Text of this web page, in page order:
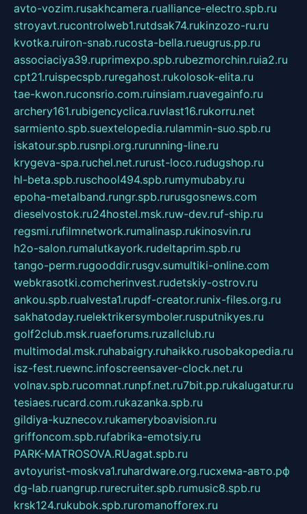
avto-vozim.rusakhcamera.rualliance-electro.spb.ru
stroyavt.rucontrolweb1.rutdsak74.rukinzozo-ru.ru
kvotka.ruiron-snab.rucosta-bella.rueugrus.pp.ru
associaciya39.ruprimexpo.spb.rubezmorchin.ruia2.ru
cpt21.ruispecspb.ruregahost.rukolosok-elita.ru
tae-kwon.ruconsrio.com.ruinsiam.ruavegainfo.ru
archery161.rubigencyclica.ruvlast16.rukorru.net
sarmiento.spb.suextelopedia.rulammin-suo.spb.ru
iskatour.spb.rusnpi.org.rurunning-line.ru
krygeva-spa.ruchel.net.rurust-loco.rudugshop.ru
hl-beta.spb.ruschool494.spb.rumymubaby.ru
epoha-metalband.rungr.spb.rurusgosnews.com
dieselvostok.ru24hostel.msk.ruw-dev.ruf-ship.ru
regsmi.rufilmnetwork.rumalinasp.rukinosvin.ru
h2o-salon.rumalutkayork.rudeltaprim.spb.ru
tango-perm.rugooddir.rusgv.sumultiki-online.com
webkrasotki.comcherinvest.rudetskiy-ostrov.ru
ankou.spb.rualvesta1.rupdf-creator.runix-files.org.ru
sakhatoday.ruelektrikersymboler.rusputnikyes.ru
golf2club.msk.ruaeforums.ruzallclub.ru
multimodal.msk.ruhabaigry.ruhaikko.rusobakopedia.ru
isz-fest.ruewnc.infoscreensaver-clock.net.ru
volnav.spb.rucomnat.runpf.net.ru7bit.pp.rukalugatur.ru
tesiaes.rucard.com.rukazanka.spb.ru
gildiya-kuznecov.rukameryboavision.ru
griffoncom.spb.rufabrika-emotsiy.ru
PARK-MATROSOVA.RUagat.spb.ru
avtoyurist-moskva1.ruhardware.org.ruсхема-авто.рф
dg-lab.ruangrup.rurecruiter.spb.rumusic8.spb.ru
krsk124.rukubok.spb.ruromanofforex.ru